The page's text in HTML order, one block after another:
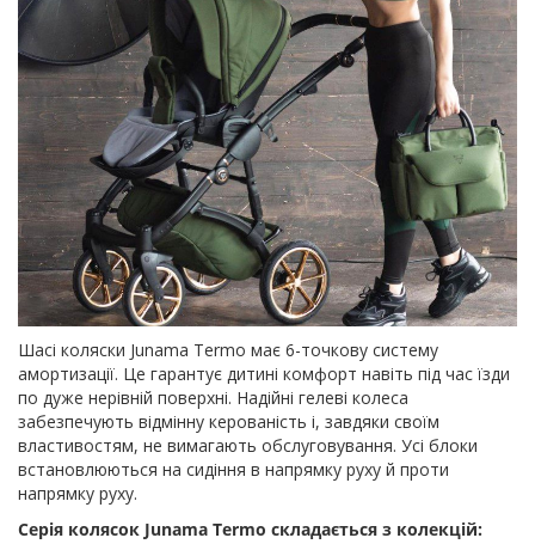
Шасі коляски Junama Termo має 6-точкову систему
амортизації. Це гарантує дитині комфорт навіть під час їзди
по дуже нерівній поверхні. Надійні гелеві колеса
забезпечують відмінну керованість і, завдяки своїм
властивостям, не вимагають обслуговування. Усі блоки
встановлюються на сидіння в напрямку руху й проти
напрямку руху.
Серія колясок Junama Termo складається з колекцій: